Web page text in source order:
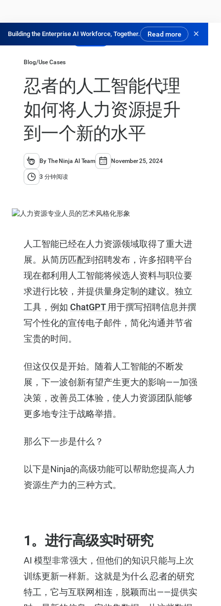
Building the Enterprise AI Workforce, Together. Read more ✕
免费试用
Blog/Use Cases
忍者的人工智能代理
如何将人力资源提升
到一个新的水平
By The Ninja AI Team November 25, 2024
3 分钟阅读
人工智能已经在人力资源领域取得了重大进
展。从简历匹配到招聘发布，许多招聘平台
现在都利用人工智能将候选人资料与职位要
求进行比较，并提供量身定制的建议。独立
工具，例如 ChatGPT 用于撰写招聘信息并撰
写个性化的宣传电子邮件，简化沟通并节省
宝贵的时间。
但这仅仅是开始。随着人工智能的不断发
展，下一波创新有望产生更大的影响——加强
决策，改善员工体验，使人力资源团队能够
更多地专注于战略举措。
那么下一步是什么？
以下是Ninja的高级功能可以帮助您提高人力
资源生产力的三种方式。
1。进行高级实时研究
AI 模型非常强大，但他们的知识只能与上次
训练更新一样新。这就是为什么 忍者的研究
特工 ，它与互联网相连，脱颖而出——提供实